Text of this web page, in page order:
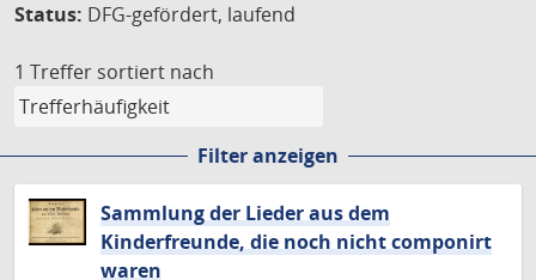
Status: DFG-gefördert, laufend
1 Treffer sortiert nach
Filter anzeigen
Sammlung der Lieder aus dem
Kinderfreunde, die noch nicht componirt
waren